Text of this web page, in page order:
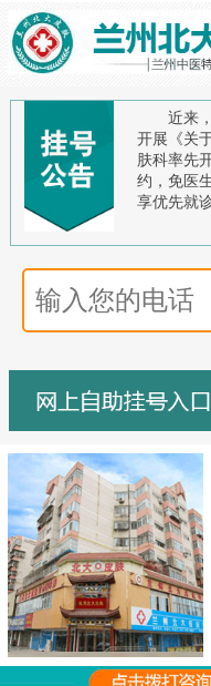
近来
开展《关
肤科率先
约，免医
享优先就诊